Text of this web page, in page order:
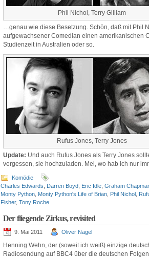
Phil Nichol, Terry Gilliam
…genau wie diese Besetzung. Schön, daß mit Phil
aufgewachsener Comedian einen amerikanischen
Studienzeit in Australien oder so.
Rufus Jones, Terry Jones
Update: Und auch Rufus Jones als Terry Jones
vergessen, sie hochzuladen. Mei, wo hab ich nur
Komödie
Charles Edwards
Darren Boyd Eric Idle Graham
Monty Python Monty Python's Life of Brian Phil Nichol
Fisher, Tony Roche
Der fliegende Zirkus, revisited
9. Mai 2011 Oliver Nagel
Henning Wehn, der (soweit ich weiß) einzige
Radiosendung auf BBC4 über die deutschen